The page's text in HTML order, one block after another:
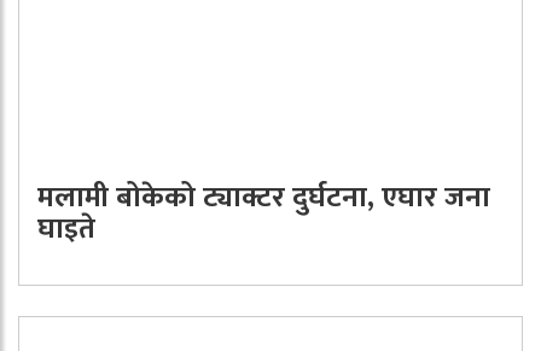
मलामी बोकेको ट्याक्टर दुर्घटना, एघार जना
घाइते